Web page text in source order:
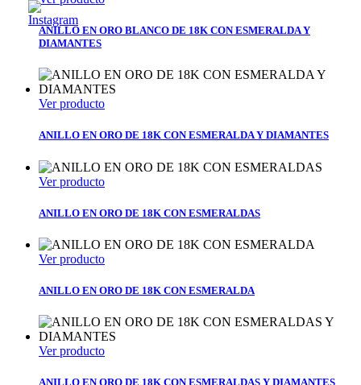
ANILLO EN ORO BLANCO DE 18K CON ESMERALDA Y
DIAMANTES
Ver producto
ANILLO EN ORO DE 18K CON ESMERALDA Y DIAMANTES
Ver producto
ANILLO EN ORO DE 18K CON ESMERALDAS
Ver producto
ANILLO EN ORO DE 18K CON ESMERALDA
Ver producto
ANILLO EN ORO DE 18K CON ESMERALDAS Y DIAMANTES